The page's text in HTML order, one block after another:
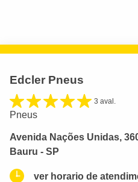
Edcler Pneus
3 aval.
Pneus
Avenida Nações Unidas,
Bauru - SP
ver horario de